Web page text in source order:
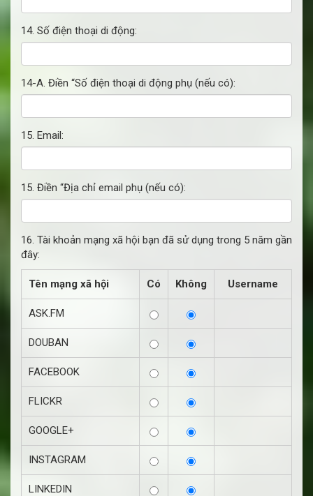
14. Số điện thoại di động:
14-A. Điền “Số điện thoại di động phụ (nếu có):
15. Email:
15. Điền “Địa chỉ email phụ (nếu có):
16. Tài khoản mạng xã hội bạn đã sử dụng trong 5 năm gần
đây:
Tên mạng xã hội Có Không Username
ASK.FM
DOUBAN
FACEBOOK
FLICKR
GOOGLE+
INSTAGRAM
LINKEDIN